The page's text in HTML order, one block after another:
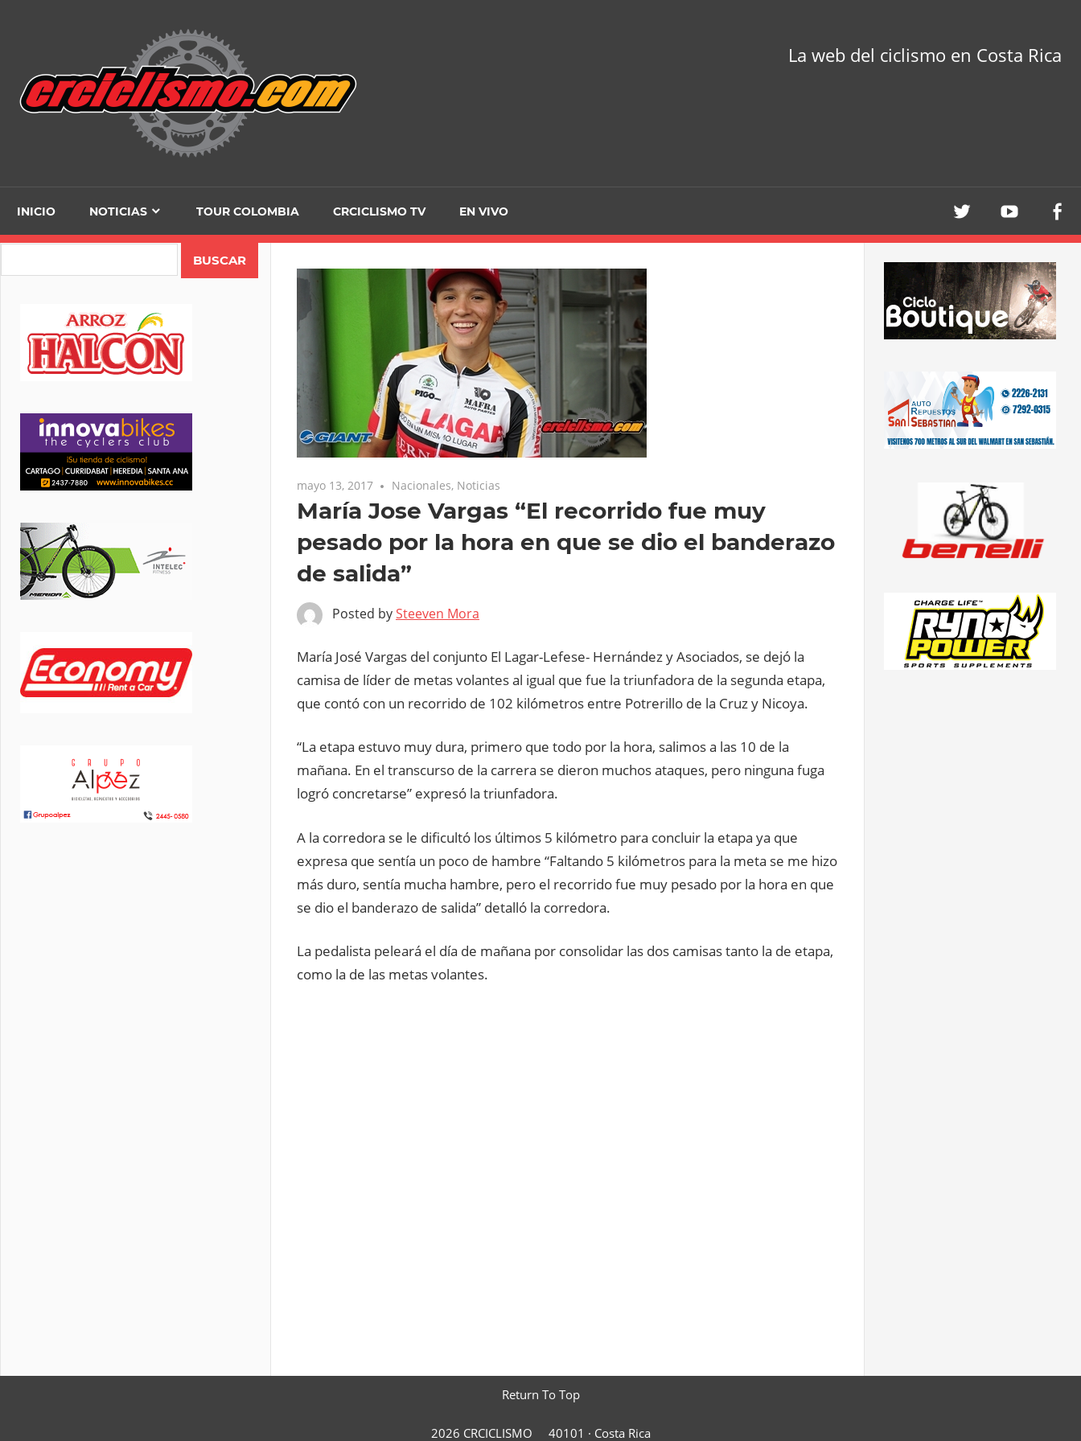
La web del ciclismo en Costa Rica
INICIO NOTICIAS TOUR COLOMBIA CRCICLISMO TV EN VIVO
mayo 13, 2017 Nacionales, Noticias
María Jose Vargas “El recorrido fue muy
pesado por la hora en que se dio el banderazo
de salida”
Posted bySteeven Mora
María José Vargas del conjunto El Lagar-Lefese- Hernández y Asociados, se dejó la
camisa de líder de metas volantes al igual que fue la triunfadora de la segunda etapa,
que contó con un recorrido de 102 kilómetros entre Potrerillo de la Cruz y Nicoya.
“La etapa estuvo muy dura, primero que todo por la hora, salimos a las 10 de la
mañana. En el transcurso de la carrera se dieron muchos ataques, pero ninguna fuga
logró concretarse” expresó la triunfadora.
A la corredora se le dificultó los últimos 5 kilómetro para concluir la etapa ya que
expresa que sentía un poco de hambre “Faltando 5 kilómetros para la meta se me hizo
más duro, sentía mucha hambre, pero el recorrido fue muy pesado por la hora en que
se dio el banderazo de salida” detalló la corredora.
La pedalista peleará el día de mañana por consolidar las dos camisas tanto la de etapa,
como la de las metas volantes.
Return To Top
2026 CRCICLISMO 40101 · Costa Rica